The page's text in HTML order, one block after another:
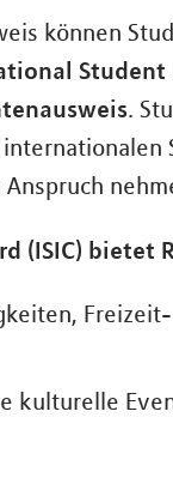
können
Student
.
Anspruch
(ISIC) bietet
kulturelle